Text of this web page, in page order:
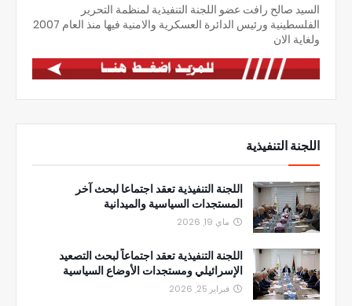
السيد صالح رافت عضو اللجنة التنفيذية لمنظمة التحرير
الفلسطينية ورئيس الدائرة العسكرية والامنية فيها منذ العام 2007
ولغاية الان
اللجنة التنفيذية
اللجنة التنفيذية تعقد اجتماعا لبحث آخر
المستجدات السياسية والميدانية
ماي 19, 2026
اللجنة التنفيذية تعقد اجتماعاً لبحث التصعيد
الإسرائيلي ومستجدات الأوضاع السياسية
فبراير 25, 2026